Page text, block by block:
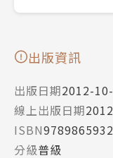
出版資訊
出版日期2012-
線上出版日期
ISBN
分級普級